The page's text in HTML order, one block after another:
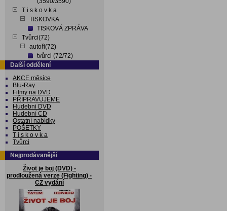
T i s k o v k a
TISKOVKA
TISKOVÁ ZPRÁVA
Tvůrci(72)
autoři(72)
tvůrci (72/72)
Další oddělení
AKCE měsíce
Blu-Ray
Filmy na DVD
PŘIPRAVUJEME
Hudebni DVD
Hudební CD
Ostatní nabídky
POŠETKY
T i s k o v k a
Tvůrci
Nejprodávanější
Život je boj (DVD) -
prodloužená verze (Fighting) -
CZ vydání